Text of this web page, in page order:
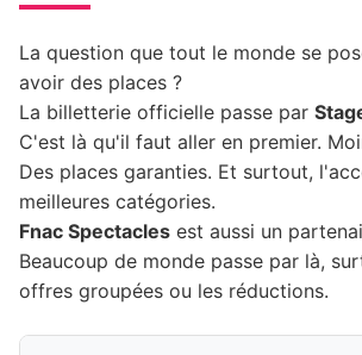
La question que tout le monde se
avoir des places ?
La billetterie officielle passe par
C'est là qu'il faut aller en premier.
Des places garanties. Et surtout,
meilleures catégories.
Fnac Spectacles est aussi un
Beaucoup de monde passe par là,
offres groupées ou les réductions.